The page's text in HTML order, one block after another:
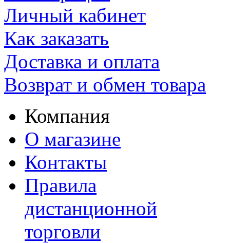
Личный кабинет
Как заказать
Доставка и оплата
Возврат и обмен товара
Компания
О магазине
Контакты
Правила
дистанционной
торговли